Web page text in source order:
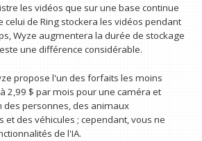
les vidéos que sur une base continue
celui de Ring stockera les vidéos pendant
Wyze augmentera la durée de stockage
une différence considérable.
propose l'un des forfaits les moins
2,99 $ par mois pour une caméra et
des personnes, des animaux
et des véhicules ; cependant, vous ne
de l'IA.